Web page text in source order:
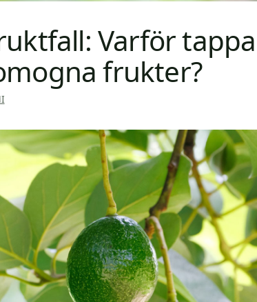
Varför
frukter?